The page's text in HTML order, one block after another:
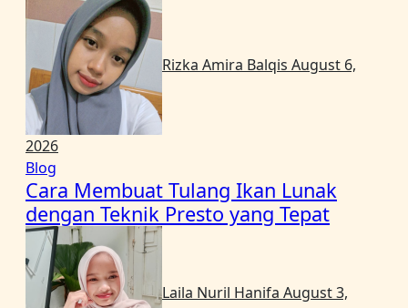
Rizka Amira Balqis August 6,
2026
Blog
Cara Membuat Tulang Ikan Lunak
dengan Teknik Presto yang Tepat
Laila Nuril Hanifa August 3,